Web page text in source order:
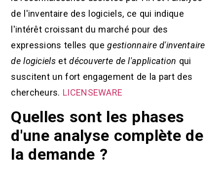
de l'inventaire des logiciels, ce qui indique
l'intérêt croissant du marché pour des
expressions telles quegestionnaire d'inventaire
de logiciels etdécouverte de l'application qui
suscitent un fort engagement de la part des
chercheurs. LICENSEWARE
Quelles sont les phases
d'une analyse complète de
la demande ?